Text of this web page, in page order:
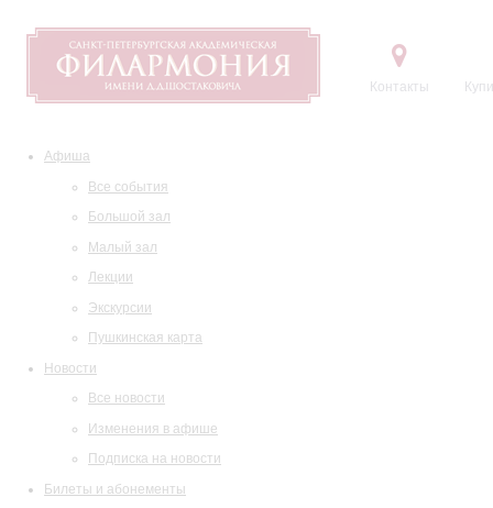
Контакты
Афиша
Все события
Большой зал
Малый зал
Лекции
Экскурсии
Пушкинская карта
Новости
Все новости
Изменения в афише
Подписка на новости
Билеты и абонементы